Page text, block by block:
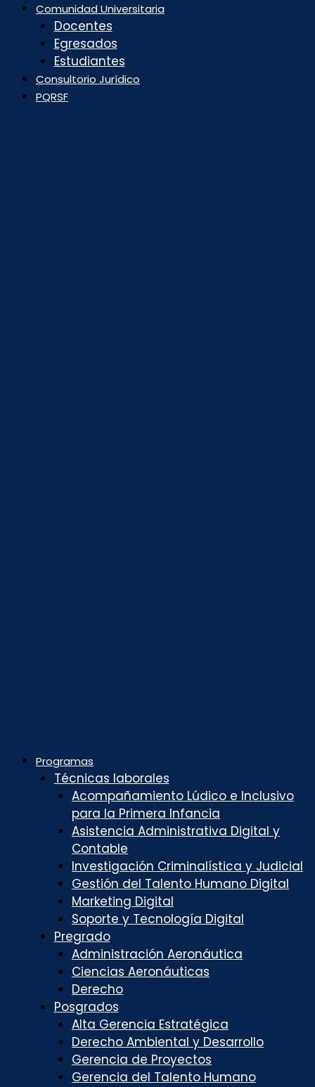
Comunidad Universitaria
Docentes
Egresados
Estudiantes
Consultorio Jurídico
PQRSF
Programas
Técnicas laborales
Acompañamiento Lúdico e Inclusivo
para la Primera Infancia
Asistencia Administrativa Digital y
Contable
Investigación Criminalística y Judicial
Gestión del Talento Humano Digital
Marketing Digital
Soporte y Tecnología Digital
Pregrado
Administración Aeronáutica
Ciencias Aeronáuticas
Derecho
Posgrados
Alta Gerencia Estratégica
Derecho Ambiental y Desarrollo
Gerencia de Proyectos
Gerencia del Talento Humano